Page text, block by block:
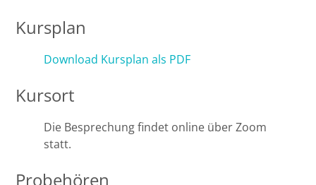
Kursplan
Download Kursplan als PDF
Kursort
Die Besprechung findet online über Zoom
statt.
Probehören
Halle
Heidelberg